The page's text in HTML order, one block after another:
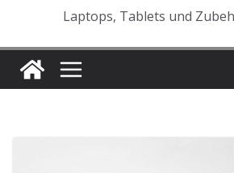
Laptops, Tablets und